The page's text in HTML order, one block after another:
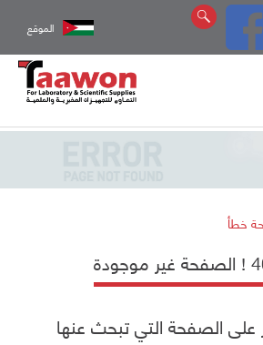
الموقع
خطأ
على الصفحة التي تبحث عنها